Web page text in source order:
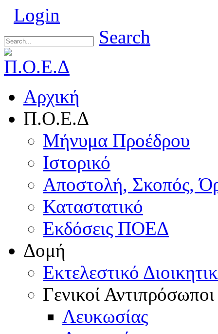
Login
Search
Αρχική
Π.Ο.Ε.Δ
Μήνυμα Προέδρου
Ιστορικό
Αποστολή, Σκοπός,
Καταστατικό
Εκδόσεις ΠΟΕΔ
Δομή
Εκτελεστικό
Γενικοί Αντιπρόσωποι
Λευκωσίας